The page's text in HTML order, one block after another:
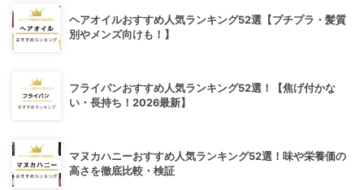
ヘアオイルおすすめ人気ランキング52選【プチプラ・髪質
別やメンズ向けも！】
フライパンおすすめ人気ランキング52選！【焦げ付かな
い・長持ち！2026最新】
マヌカハニーおすすめ人気ランキング52選！味や栄養価の
高さを徹底比較・検証